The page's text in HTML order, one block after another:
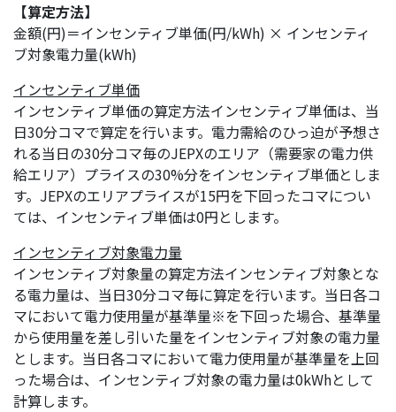
【算定方法】
金額(円)＝インセンティブ単価(円/kWh) × インセンティ
ブ対象電力量(kWh)
インセンティブ単価
インセンティブ単価の算定方法インセンティブ単価は、当
日30分コマで算定を行います。電力需給のひっ迫が予想さ
れる当日の30分コマ毎のJEPXのエリア（需要家の電力供
給エリア）プライスの30%分をインセンティブ単価としま
す。JEPXのエリアプライスが15円を下回ったコマについ
ては、インセンティブ単価は0円とします。
インセンティブ対象電力量
インセンティブ対象量の算定方法インセンティブ対象とな
る電力量は、当日30分コマ毎に算定を行います。当日各コ
マにおいて電力使用量が基準量※を下回った場合、基準量
から使用量を差し引いた量をインセンティブ対象の電力量
とします。当日各コマにおいて電力使用量が基準量を上回
った場合は、インセンティブ対象の電力量は0kWhとして
計算します。